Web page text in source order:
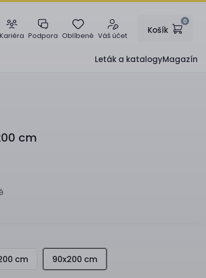
Kariéra Podpora Oblíbené Váš účet
Košík
0
Leták a katalogyMagazín
cm
cm 90x200 cm